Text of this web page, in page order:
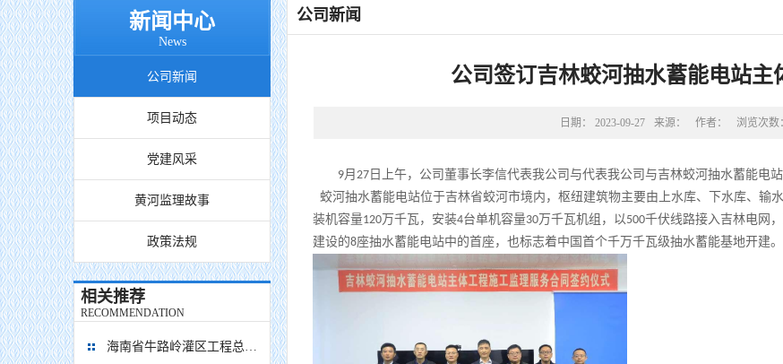
新闻中心
News
公司新闻
项目动态
党建风采
黄河监理故事
政策法规
相关推荐
RECOMMENDATION
海南省牛路岭灌区工程总干渠1#隧洞无压段提前5个月贯通
公司新闻
公司签订吉林蛟河抽水蓄能电站主
日期： 2023-09-27 来源： 作者： 浏览次数：
9月 27 日上午，公司董事长李信代表我公司与代表我公司与吉林蛟河抽水蓄能电
蛟河抽水蓄能电站位于吉林省蛟河市境内，枢纽建筑物主要由上水库、下水库、输
装机容量120万千瓦，安装4台单机容量30万千瓦机组，以500千伏线路接入吉林电网
建设的8座抽水蓄能电站中的首座，也标志着中国首个千万千瓦级抽水蓄能基地开建。